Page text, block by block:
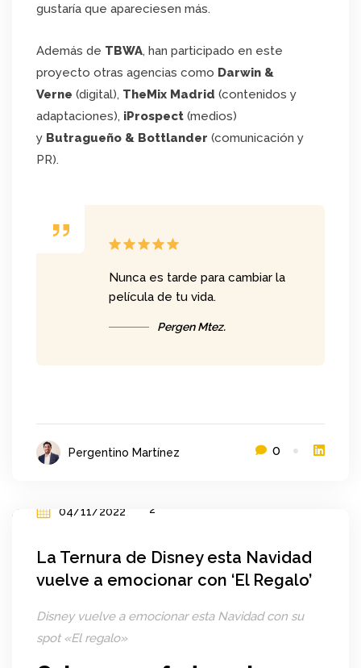
gustaría que apareciesen más.
Además de TBWA, han participado en este
proyecto otras agencias como Darwin &
Verne (digital), TheMix Madrid (contenidos y
adaptaciones), iProspect (medios)
y Butragueño & Bottlander (comunicación y
PR).
Nunca es tarde para cambiar la
película de tu vida.
Pergen Mtez.
Pergentino Martínez 0
04/11/2022
La Ternura de Disney esta Navidad
vuelve a emocionar con ‘El Regalo’
Disney vuelve a emocionar esta Navidad con su
spot «El regalo»